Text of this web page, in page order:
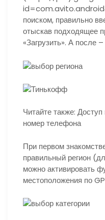
поиском, правильно
отыскав подходящее
«Загрузить». А после
Читайте также:
номер телефона
При первом
правильный регион
можно активировать
местоположения по